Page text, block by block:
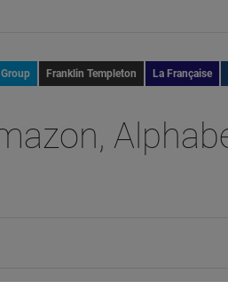
Franklin Templeton La Française